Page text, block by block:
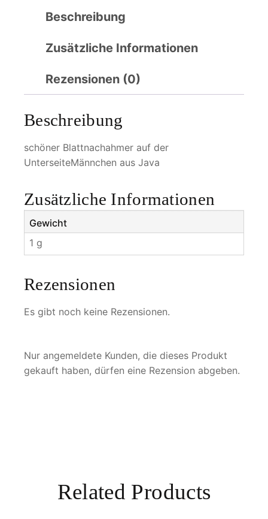
Beschreibung
Zusätzliche Informationen
Rezensionen (0)
Beschreibung
schöner Blattnachahmer auf der
UnterseiteMännchen aus Java
Zusätzliche Informationen
Gewicht
1 g
Rezensionen
Es gibt noch keine Rezensionen.
Nur angemeldete Kunden, die dieses Produkt
gekauft haben, dürfen eine Rezension abgeben.
Related Products